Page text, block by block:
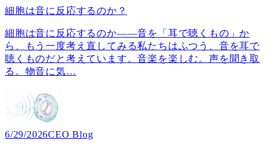
細胞は音に反応するのか？
細胞は音に反応するのか――音を「耳で聴くもの」か
ら、もう一度考え直してみる私たちはふつう、音を耳で
聴くものだと考えています。音楽を楽しむ。声を聞き取
る。物音に気…
6/29/2026CEO Blog